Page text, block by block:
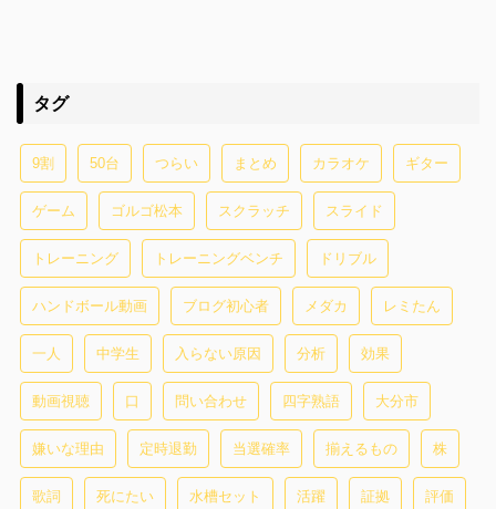
タグ
9割 50台 つらい まとめ カラオケ ギター
ゲーム ゴルゴ松本 スクラッチ スライド
トレーニング トレーニングベンチ ドリブル
ハンドボール動画 ブログ初心者 メダカ レミたん
一人 中学生 入らない原因 分析 効果
動画視聴 口 問い合わせ 四字熟語 大分市
嫌いな理由 定時退勤 当選確率 揃えるもの 株
歌詞 死にたい 水槽セット 活躍 証拠 評価